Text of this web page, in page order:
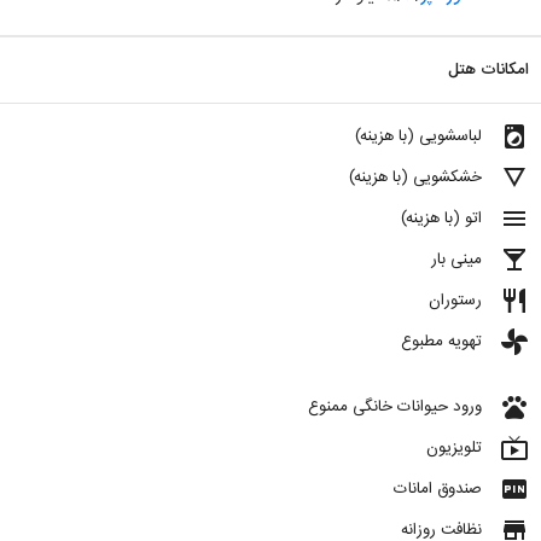
امکانات هتل
local_laundry_service لباسشویی (با هزینه)
details خشکشویی (با هزینه)
menu اتو (با هزینه)
local_bar مینی بار
restaurant رستوران
toys تهویه مطبوع
pets ورود حیوانات خانگی ممنوع
live_tv تلویزیون
fiber_pin صندوق امانات
store نظافت روزانه